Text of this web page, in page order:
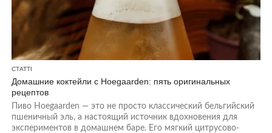
СТАТТІ
Домашние коктейли с Hoegaarden: пять оригинальных
рецептов
Пиво Hoegaarden — это не просто классический бельгийский
пшеничный эль, а настоящий источник вдохновения для
экспериментов в домашнем баре. Его мягкий цитрусово-